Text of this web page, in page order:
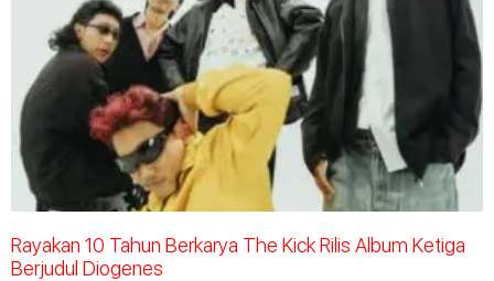
Rayakan 10 Tahun Berkarya The Kick Rilis Album Ketiga
Berjudul Diogenes